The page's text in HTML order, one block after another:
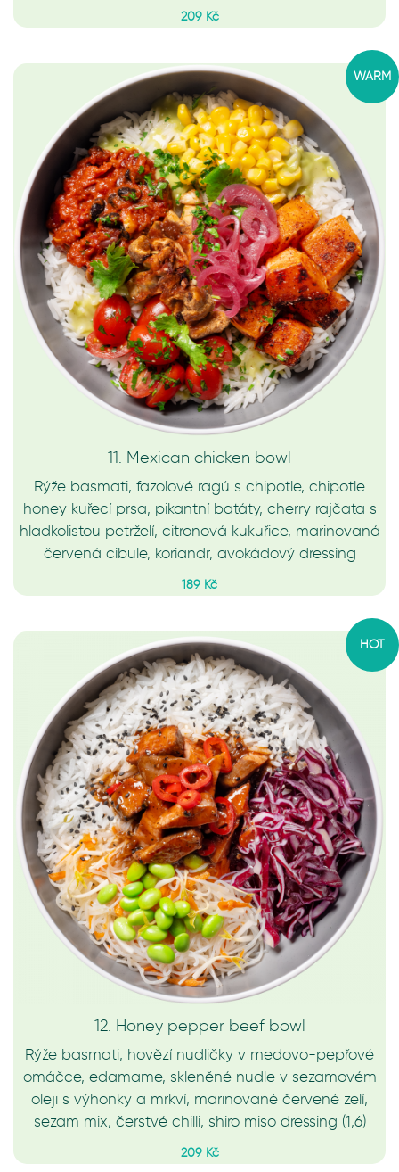
209 Kč
WARM
11. Mexican chicken bowl
Rýže basmati, fazolové ragú s chipotle, chipotle
honey kuřecí prsa, pikantní batáty, cherry rajčata s
hladkolistou petrželí, citronová kukuřice, marinovaná
červená cibule, koriandr, avokádový dressing
189 Kč
HOT
12. Honey pepper beef bowl
Rýže basmati, hovězí nudličky v medovo-pepřové
omáčce, edamame, skleněné nudle v sezamovém
oleji s výhonky a mrkví, marinované červené zelí,
sezam mix, čerstvé chilli, shiro miso dressing (1,6)
209 Kč